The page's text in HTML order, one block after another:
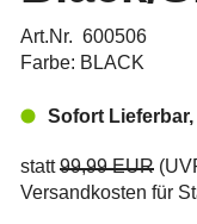
Art.Nr. 600506
Farbe: BLACK
Sofort
statt99,99 EUR (
Versandkosten für